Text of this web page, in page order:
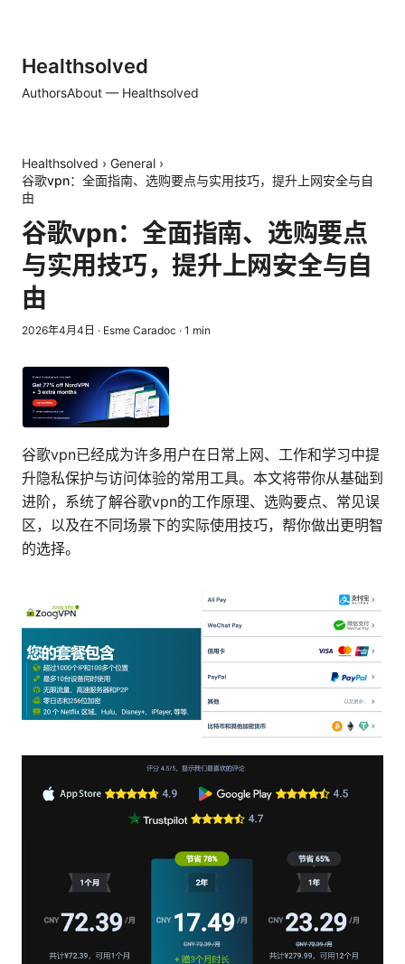
Healthsolved
AuthorsAbout — Healthsolved
Healthsolved › General ›
谷歌vpn：全面指南、选购要点与实用技巧，提升上网安全与自
由
谷歌vpn：全面指南、选购要点
与实用技巧，提升上网安全与自
由
2026年4月4日 · Esme Caradoc · 1 min
谷歌vpn已经成为许多用户在日常上网、工作和学习中提
升隐私保护与访问体验的常用工具。本文将带你从基础到
进阶，系统了解谷歌vpn的工作原理、选购要点、常见误
区，以及在不同场景下的实际使用技巧，帮你做出更明智
的选择。